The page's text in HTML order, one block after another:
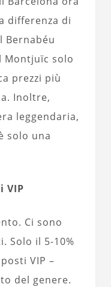
differenza di
Bernabéu
Montjuïc solo
prezzi più
Inoltre,
leggendaria,
solo una
VIP
Ci sono
Solo il 5-10%
VIP –
del genere.